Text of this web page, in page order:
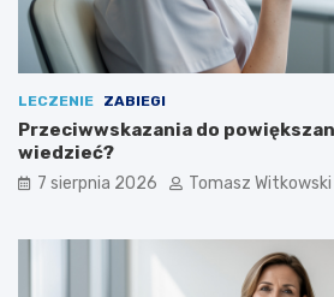
LECZENIE ZABIEGI
Przeciwwskazania do
wiedzieć?
7 sierpnia 2026 Tomasz Witkowski